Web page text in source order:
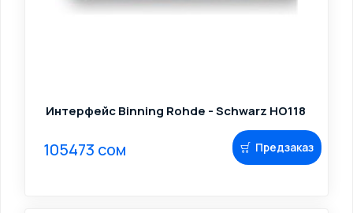
Интерфейс Binning Rohde - Schwarz HO118
105473 сом Предзаказ